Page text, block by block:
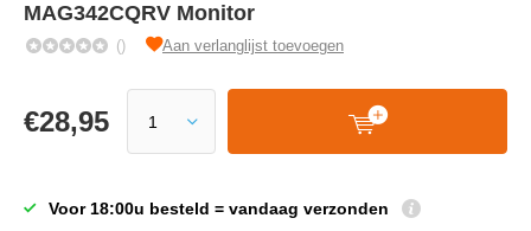
MAG342CQRV Monitor
() Aan verlanglijst toevoegen
€28,95
Voor 18:00u besteld = vandaag verzonden